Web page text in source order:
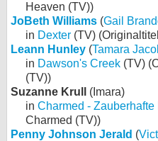
Heaven (TV))
JoBeth Williams (Gail
in Dexter (TV)
Leann Hunley (Tamara
in Dawson's Creek (TV)
(TV))
Suzanne Krull
(Imara)
in Charmed - Zauberhafte
Charmed (TV))
Penny Johnson Jerald (